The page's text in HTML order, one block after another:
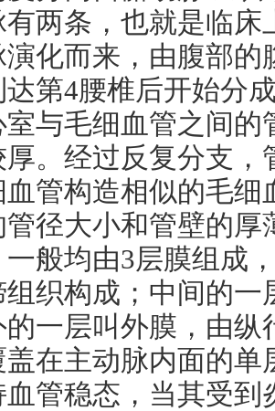
两条，也就是临
化而来，由腹部
第4腰椎后开始分
与毛细血管之间
。经过反复分支
管构造相似的毛
径大小和管壁的
般均由3层膜组成
织构成；中间的
一层叫外膜，由
盖在主动脉内面的
管稳态，当其受